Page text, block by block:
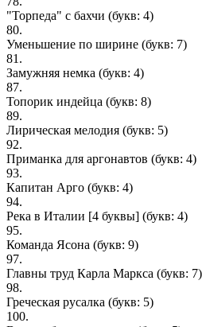
"Торпеда" с бахчи (букв: 4)
80.
Уменьшение по ширине (букв: 7)
81.
Замужняя немка (букв: 4)
87.
Топорик индейца (букв: 8)
89.
Лирическая мелодия (букв: 5)
92.
Приманка для аргонавтов (букв: 4)
93.
Капитан Арго (букв: 4)
94.
Река в Италии [4 буквы] (букв: 4)
95.
Команда Ясона (букв: 9)
97.
Главны труд Карла Маркса (букв: 7)
98.
Греческая русалка (букв: 5)
100.